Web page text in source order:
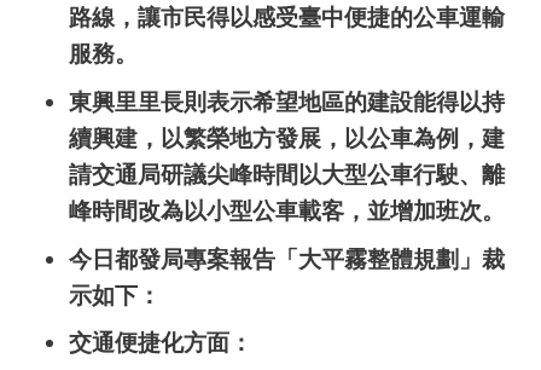
路線，讓市民得以感受臺中便捷的公車運輸
服務。
東興里里長則表示希望地區的建設能得以持
續興建，以繁榮地方發展，以公車為例，建
請交通局研議尖峰時間以大型公車行駛、離
峰時間改為以小型公車載客，並增加班次。
今日都發局專案報告「大平霧整體規劃」裁
示如下：
交通便捷化方面：